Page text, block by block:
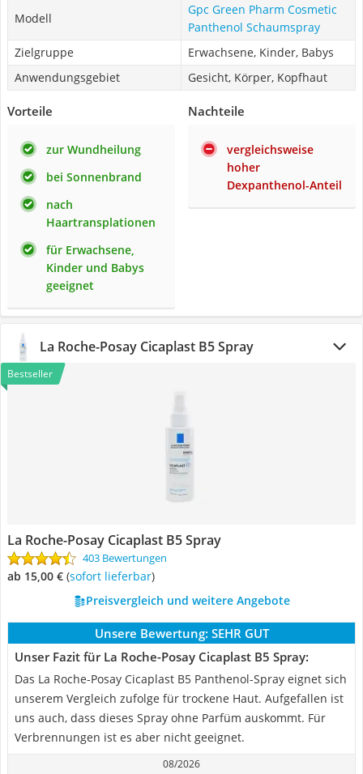
Modell
Gpc Green Pharm Cosmetic
Panthenol Schaumspray
Zielgruppe
Erwachsene, Kinder, Babys
Anwendungsgebiet
Gesicht, Körper, Kopfhaut
Vorteile
zur Wundheilung
bei Sonnenbrand
nach
Haartransplationen
für Erwachsene,
Kinder und Babys
geeignet
Nachteile
vergleichsweise
hoher
Dexpanthenol-Anteil
La Roche-Posay Cicaplast B5 Spray
Bestseller
La Roche-Posay Cicaplast B5 Spray
403 Bewertungen
ab 15,00 € ( Sofort lieferbar)
Preisvergleich und weitere Angebote
Unsere Bewertung: SEHR GUT
Unser Fazit für La Roche-Posay Cicaplast B5 Spray:
Das La Roche-Posay Cicaplast B5 Panthenol-Spray eignet sich
unserem Vergleich zufolge für trockene Haut. Aufgefallen ist
uns auch, dass dieses Spray ohne Parfüm auskommt. Für
Verbrennungen ist es aber nicht geeignet.
08/2026